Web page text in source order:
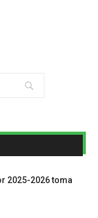
2025-2026 toma